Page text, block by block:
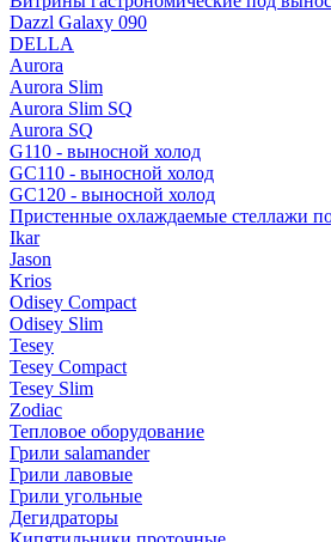
Dazzl Galaxy 090
DELLA
Aurora
Aurora Slim
Aurora Slim SQ
Aurora SQ
G110 - выносной холод
GC110 - выносной холод
GC120 - выносной холод
Пристенные охлаждаемые стеллажи
Ikar
Jason
Krios
Odisey Compact
Odisey Slim
Tesey
Tesey Compact
Tesey Slim
Zodiac
Тепловое оборудование
Грили salamander
Грили лавовые
Грили угольные
Дегидраторы